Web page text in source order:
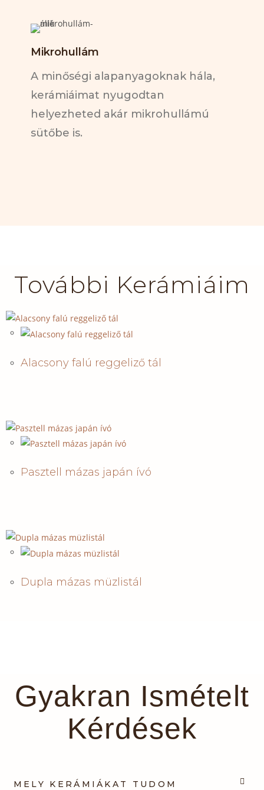
Mikrohullám
A minőségi alapanyagoknak hála,
kerámiáimat nyugodtan
helyezheted akár mikrohullámú
sütőbe is.
További Kerámiáim
Alacsony falú reggeliző tál
Pasztell mázas japán ívó
Dupla mázas müzlistál
Gyakran Ismételt
Kérdések
MELY KERÁMIÁKAT TUDOM